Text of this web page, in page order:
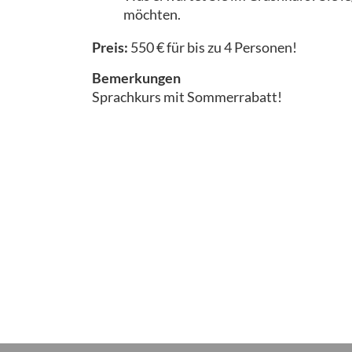
möchten.
Preis: 550 € für bis zu 4 Personen!
Bemerkungen
Sprachkurs mit Sommerrabatt!